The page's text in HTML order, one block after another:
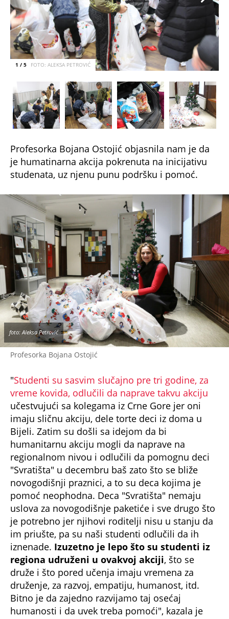
1 / 5 FOTO: ALEKSA PETROVIĆ
je humatinarna akcija pokrenuta na inicijativu
studenata, uz njenu punu podršku i pomoć.
Profesorka Bojana Ostojić
foto: Aleksa Petrović
vreme kovida, odlučili da naprave takvu akciju
učestvujući sa kolegama iz Crne Gore jer oni
imaju sličnu akciju, dele torte deci iz doma u
Bijeli. Zatim su došli sa idejom da bi
humanitarnu akciju mogli da naprave na
regionalnom nivou i odlučili da pomognu deci
"Svratišta" u decembru baš zato što se bliže
novogodišnji praznici, a to su deca kojima je
pomoć neophodna. Deca "Svratišta" nemaju
uslova za novogodišnje paketiće i sve drugo što
je potrebno jer njihovi roditelji nisu u stanju da
im priušte, pa su naši studenti odlučili da ih
iznenade.Izuzetno je lepo što su studenti iz
regiona udruženi u ovakvoj akciji, što se
druže i što pored učenja imaju vremena za
druženje, za razvoj, empatiju, humanost, itd.
Bitno je da zajedno razvijamo taj osećaj
humanosti i da uvek treba pomoći", kazala je
profesorka Ostojić za portal Espreso.